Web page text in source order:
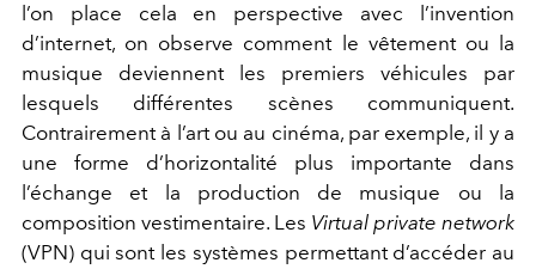
l’on place cela en perspective avec l’invention
d’internet, on observe comment le vêtement ou la
musique deviennent les premiers véhicules par
lesquels différentes scènes communiquent.
Contrairement à l’art ou au cinéma, par exemple, il y a
une forme d’horizontalité plus importante dans
l’échange et la production de musique ou la
composition vestimentaire. Les Virtual private network
(VPN) qui sont les systèmes permettant d’accéder au